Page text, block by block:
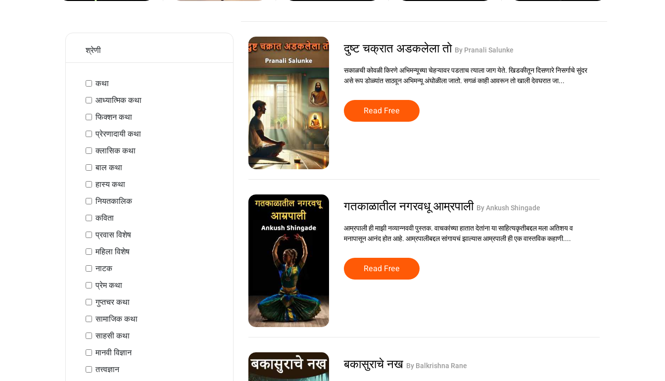
श्रेणी
कथा
आध्यात्मिक कथा
फिक्शन कथा
प्रेरणादायी कथा
क्लासिक कथा
बाल कथा
हास्य कथा
नियतकालिक
कविता
प्रवास विशेष
महिला विशेष
नाटक
प्रेम कथा
गुप्तचर कथा
सामाजिक कथा
साहसी कथा
मानवी विज्ञान
तत्त्वज्ञान
दुष्ट चक्रात अडकलेला तो By Pranali Salunke
सकाळची कोवळी किरणे अभिमन्यूच्या चेहऱ्यावर पडताच त्याला जाग येते. खिडकीतून दिसणारे निसर्गाचे सुंदर
असे रूप डोळ्यांत साठवून अभिमन्यू अंघोळीला जातो. सगळं काही आवरून तो खाली देवघरात जा...
Read Free
गतकाळातील नगरवधू आम्रपाली By Ankush Shingade
आम्रपाली ही माझी नव्यान्नववी पुस्तक. वाचकांच्या हातात देतांना या साहित्यकृतीबद्दल मला अतिशय व
मनापासून आनंद होत आहे. आम्रपालीबद्दल सांगायचं झाल्यास आम्रपाली ही एक वास्तविक कहाणी....
Read Free
बकासुराचे नख By Balkrishna Rane